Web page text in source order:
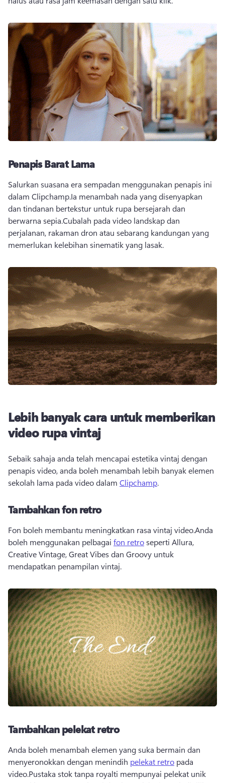
Penapis Barat Lama
Salurkan suasana era sempadan menggunakan penapis ini
dalam Clipchamp.Ia menambah nada yang disenyapkan
dan tindanan bertekstur untuk rupa bersejarah dan
berwarna sepia.Cubalah pada video landskap dan
perjalanan, rakaman dron atau sebarang kandungan yang
memerlukan kelebihan sinematik yang lasak.
Lebih banyak cara untuk memberikan
video rupa vintaj
Sebaik sahaja anda telah mencapai estetika vintaj dengan
penapis video, anda boleh menambah lebih banyak elemen
sekolah lama pada video dalam Clipchamp.
Tambahkan fon retro
Fon boleh membantu meningkatkan rasa vintaj video.Anda
boleh menggunakan pelbagai fon retro seperti Allura,
Creative Vintage, Great Vibes dan Groovy untuk
mendapatkan penampilan vintaj.
Tambahkan pelekat retro
Anda boleh menambah elemen yang suka bermain dan
menyeronokkan dengan menindih pelekat retro pada
video.Pustaka stok tanpa royalti mempunyai pelekat unik